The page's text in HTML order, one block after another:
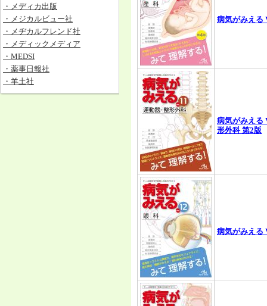
・メディカ出版
・メジカルビュー社
・メヂカルフレンド社
・メディックメディア
・MEDSI
・薬事日報社
・羊土社
病気がみえる
病気がみえる
形外科 第2版
病気がみえる